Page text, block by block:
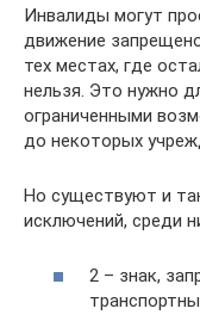
Инвалиды могут
движение
тех местах, где
нельзя. Это нужно
ограниченными
до некоторых
Но существуют и
исключений, среди
2 – знак,